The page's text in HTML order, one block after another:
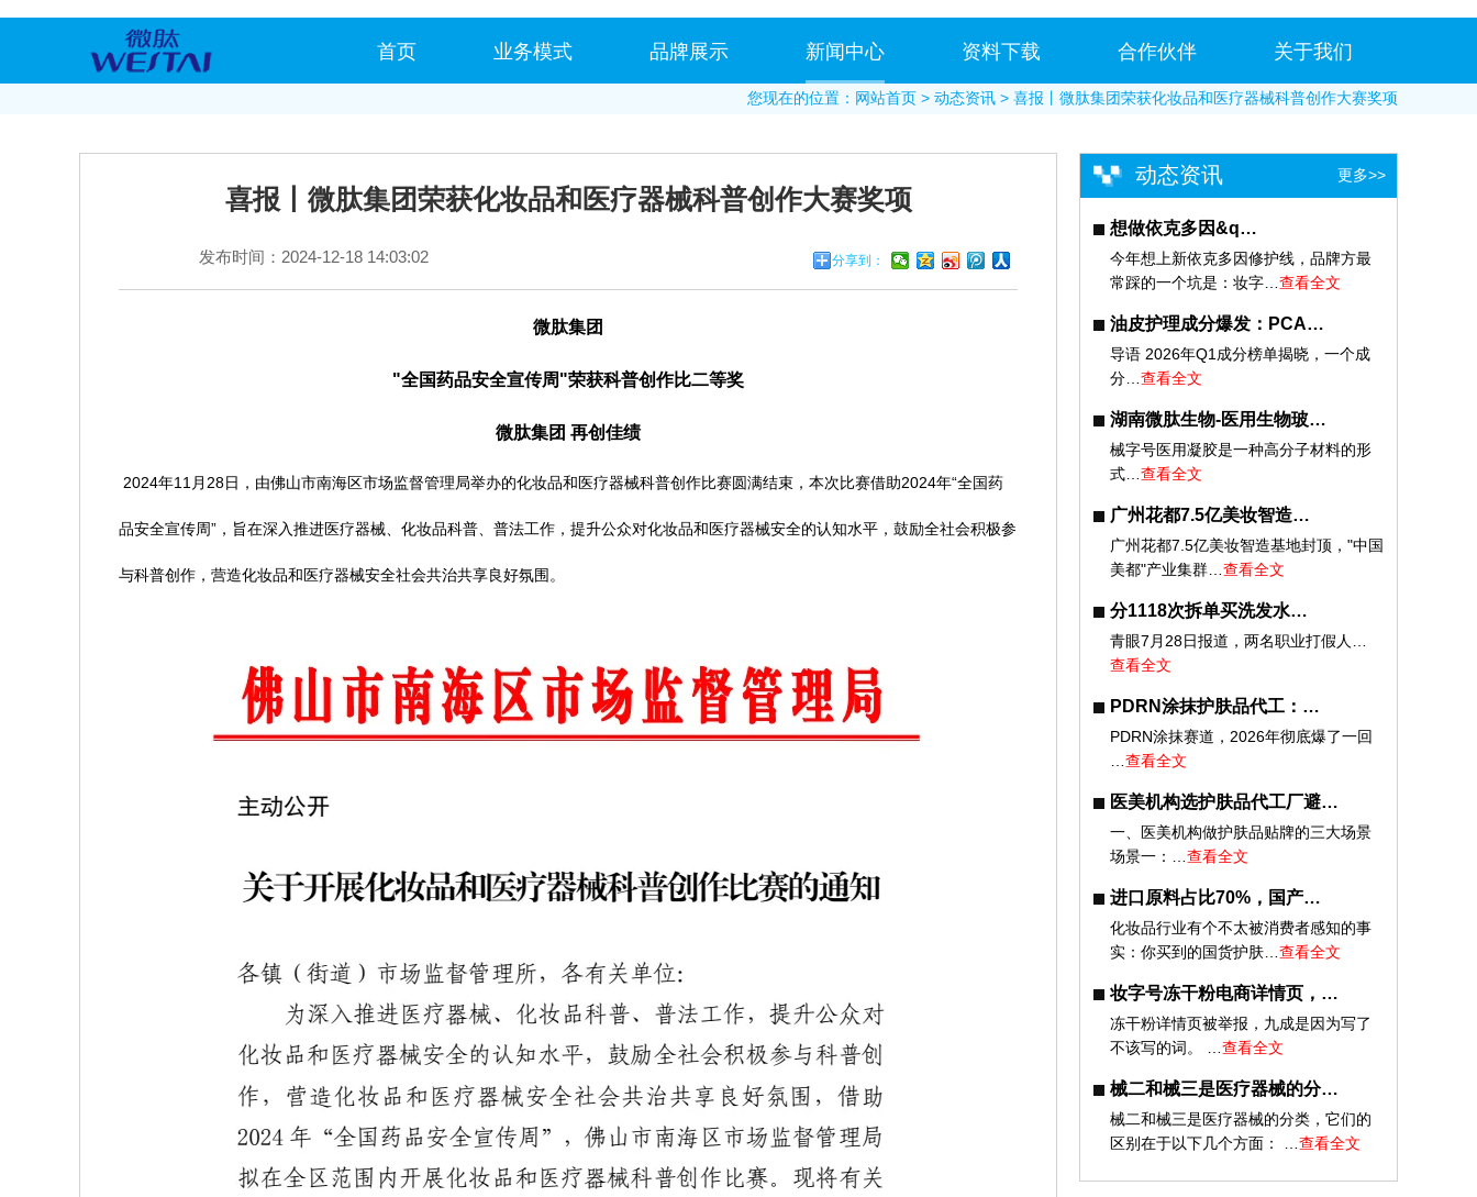
首页 业务模式 品牌展示 新闻中心 资料下载 合作伙伴 关于我们
您现在的位置： 网站首页 > 动态资讯 > 喜报丨微肽集团荣获化妆品和医疗器械科普创作大赛奖项
喜报丨微肽集团荣获化妆品和医疗器械科普创作大赛奖项
发布时间：2024-12-18 14:03:02 分享到：
微肽集团
"全国药品安全宣传周"荣获科普创作比二等奖
微肽集团 再创佳绩
2024年11月28日，由佛山市南海区市场监督管理局举办的化妆品和医疗器械科普创作比赛圆满结束，本次比赛借助2024年“全国药
品安全宣传周”，旨在深入推进医疗器械、化妆品科普、普法工作，提升公众对化妆品和医疗器械安全的认知水平，鼓励全社会积极参
与科普创作，营造化妆品和医疗器械安全社会共治共享良好氛围。
更多>>
动态资讯
想做依克多因&q…
今年想上新依克多因修护线，品牌方最
常踩的一个坑是：妆字… 查看全文
油皮护理成分爆发：PCA…
导语 2026年Q1成分榜单揭晓，一个成
分… 查看全文
湖南微肽生物-医用生物玻…
械字号医用凝胶是一种高分子材料的形
式… 查看全文
广州花都7.5亿美妆智造…
广州花都7.5亿美妆智造基地封顶，"中国
美都"产业集群… 查看全文
分1118次拆单买洗发水…
青眼7月28日报道，两名职业打假人…
查看全文
PDRN涂抹护肤品代工：…
PDRN涂抹赛道，2026年彻底爆了一回
查看全文
医美机构选护肤品代工厂避…
一、医美机构做护肤品贴牌的三大场景
场景一：… 查看全文
进口原料占比70%，国产…
化妆品行业有个不太被消费者感知的事
实：你买到的国货护肤… 查看全文
妆字号冻干粉电商详情页，…
冻干粉详情页被举报，九成是因为写了
不该写的词。 … 查看全文
械二和械三是医疗器械的分…
械二和械三是医疗器械的分类，它们的
区别在于以下几个方面： … 查看全文